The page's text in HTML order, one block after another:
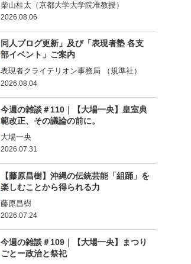
柴山桂太（京都大学大学院准教授）
2026.08.06
同人ブログ更新」及び「表現者塾 各支
部イベント」ご案内
表現者クライテリオン事務局 （規準社）
2026.08.04
今週の雑談＃110｜【大場一央】皇室典
範改正、その議論の前に。
大場一央
2026.07.31
【藤原昌樹】沖縄の伝統芸能「組踊」を
楽しむことから得られる力
藤原昌樹
2026.07.24
今週の雑談＃109｜【大場一央】まつり
ごとー政治と祭祀